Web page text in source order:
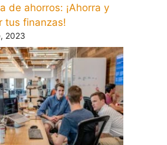
de ahorros: ¡Ahorra y
tus finanzas!
2023